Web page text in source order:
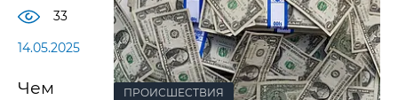
33
14.05.2025
Чем
ПРОИСШЕСТВИЯ